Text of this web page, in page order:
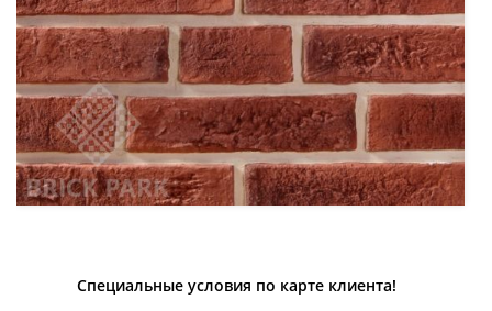
Специальные условия по карте клиента!